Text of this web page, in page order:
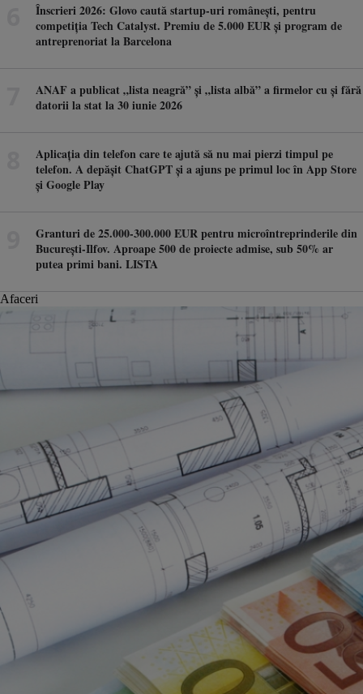
Înscrieri 2026: Glovo caută startup-uri românești, pentru
competiția Tech Catalyst. Premiu de 5.000 EUR și program de
antreprenoriat la Barcelona
ANAF a publicat „lista neagră” și „lista albă” a firmelor cu și fără
datorii la stat la 30 iunie 2026
Aplicația din telefon care te ajută să nu mai pierzi timpul pe
telefon. A depășit ChatGPT și a ajuns pe primul loc în App Store
și Google Play
Granturi de 25.000-300.000 EUR pentru microîntreprinderile din
București-Ilfov. Aproape 500 de proiecte admise, sub 50% ar
putea primi bani. LISTA
Afaceri